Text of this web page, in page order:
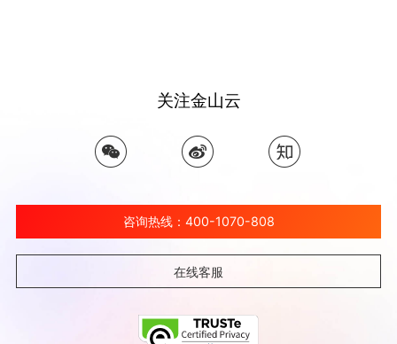
关注金山云
咨询热线：400-1070-808
在线客服